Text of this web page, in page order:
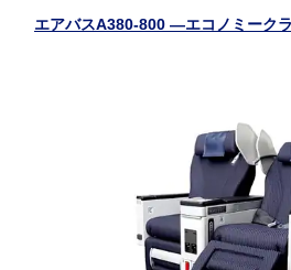
エアバスA380-800 ―エコノミーク